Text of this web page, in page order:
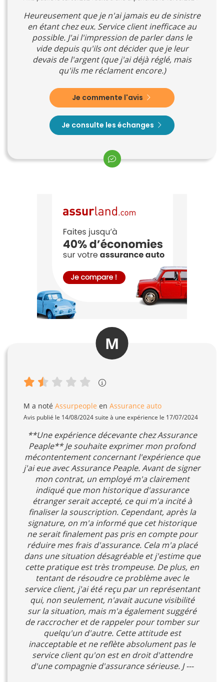
Heureusement que je n'ai jamais eu de sinistre
en étant chez eux. Service client inefficace au
possible. J'ai l'impression de parler dans le
vide depuis qu'ils ont décider que je leur
devais de l'argent (que j'ai déjà réglé, mais
qu'ils me réclament encore.)
Je commente l'avis
Je consulte les échanges
M
M a noté Assurpeople en Assurance auto
Avis publié le 14/08/2024 suite à une expérience le 17/07/2024
**Une expérience décevante chez Assurance
Peaple** Je souhaite exprimer mon profond
mécontentement concernant l'expérience que
j'ai eue avec Assurance Peaple. Avant de signer
mon contrat, un employé m'a clairement
indiqué que mon historique d'assurance
étranger serait accepté, ce qui m'a incité à
finaliser la souscription. Cependant, après la
signature, on m'a informé que cet historique
ne serait finalement pas pris en compte pour
réduire mes frais d'assurance. Cela m'a placé
dans une situation désagréable et j'estime que
cette pratique est très trompeuse. De plus, en
tentant de résoudre ce problème avec le
service client, j'ai été reçu par un représentant
qui, non seulement, n'avait aucune visibilité
sur la situation, mais m'a également suggéré
de raccrocher et de rappeler pour tomber sur
quelqu'un d'autre. Cette attitude est
inacceptable et ne reflète absolument pas le
service client qu'on est en droit d'attendre
d'une compagnie d'assurance sérieuse. J ---